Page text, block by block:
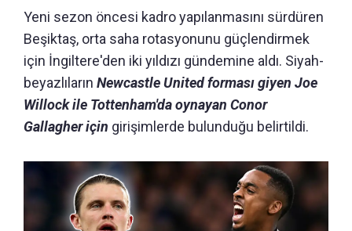
Yeni sezon öncesi kadro yapılanmasını sürdüren
Beşiktaş, orta saha rotasyonunu güçlendirmek
için İngiltere'den iki yıldızı gündemine aldı. Siyah-
beyazlıların Newcastle United forması giyen Joe
Willock ile Tottenham'da oynayan Conor
Gallagher için girişimlerde bulunduğu belirtildi.